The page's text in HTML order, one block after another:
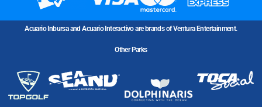
Acuario Inbursa and Acuario Interactivo are brands of Ventura Entertainment.
Other Parks